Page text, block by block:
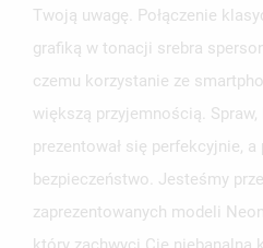
Twoją uwagę. Połączenie
grafiką w tonacji srebra
czemu korzystanie ze
większą przyjemnością.
prezentował się perfekcyjnie,
bezpieczeństwo. Jesteśmy
zaprezentowanych modeli